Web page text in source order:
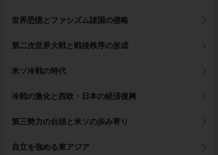
世界恐慌とファシズム諸国の侵略
第二次世界大戦と戦後秩序の形成
米ソ冷戦の時代
冷戦の激化と西欧・日本の経済復興
第三勢力の台頭と米ソの歩み寄り
自立を強める東アジア